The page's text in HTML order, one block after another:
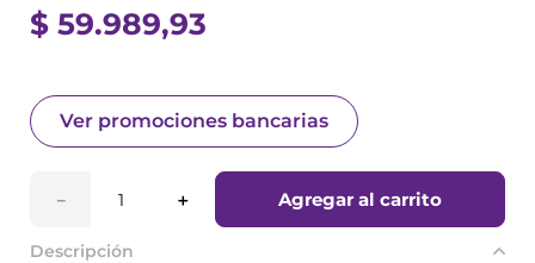
$ 59.989,93
Ver promociones bancarias
＋
－ Agregar al carrito
Descripción